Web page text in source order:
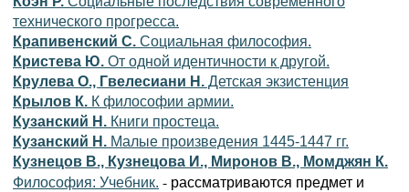
технического прогресса.
Крапивенский С. Социальная философия.
Кристева Ю. От одной идентичности к другой.
Крулева О., Гвелесиани Н. Детская экзистенция
Крылов К. К философии армии.
Кузанский Н. Книги простеца.
Кузанский Н. Малые произведения 1445-1447 гг.
Кузнецов В., Кузнецова И., Миронов В., Момджян К.
Философия: Учебник. - рассматриваются предмет и